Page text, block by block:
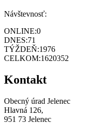
Návštevnosť:
ONLINE:0
DNES:71
TÝŽDEŇ:1976
CELKOM:1620352
Kontakt
Obecný úrad Jelenec
Hlavná 126,
951 73 Jelenec